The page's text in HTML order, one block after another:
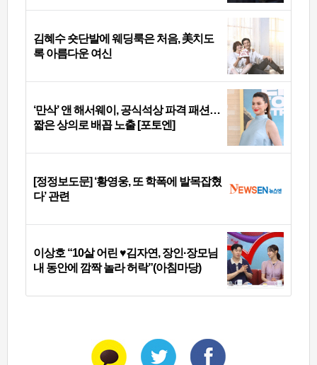
김혜수 숏단발에 웨딩룩은 처음, 美치도
록 아름다운 여신
‘만삭’ 앤 해서웨이, 공식석상 파격 패션…
짧은 상의로 배꼽 노출 [포토엔]
[정정보도문] ‘황영웅, 또 학폭에 발목잡혔
다’ 관련
이상호 “10살 어린 ♥김자연, 장인·장모님
내 동안에 깜짝 놀라 허락”(아침마당)